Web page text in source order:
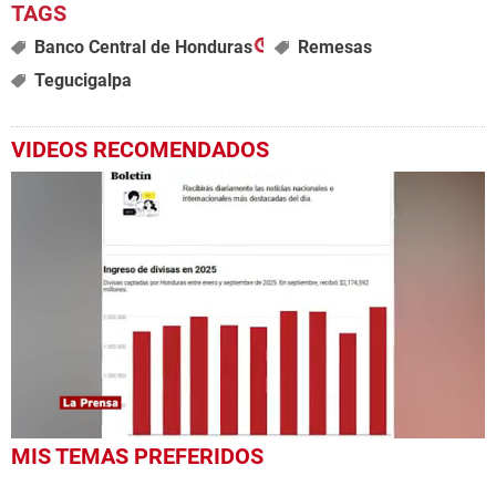
Banco Central de Honduras
Remesas
Tegucigalpa
VIDEOS RECOMENDADOS
0
seconds
MIS TEMAS PREFERIDOS